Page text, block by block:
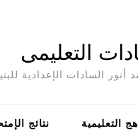
التعليمى
السادات الإعدادية
التعليمية نتائج